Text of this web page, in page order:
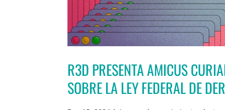
R3D PRESENTA AMICUS
SOBRE LA LEY FEDERAL DE